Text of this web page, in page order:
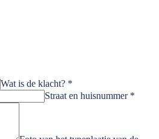
Wat is de klacht? *
Straat en huisnummer*